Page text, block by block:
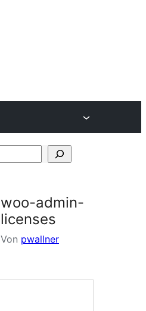
woo-admin-
licenses
Von pwallner